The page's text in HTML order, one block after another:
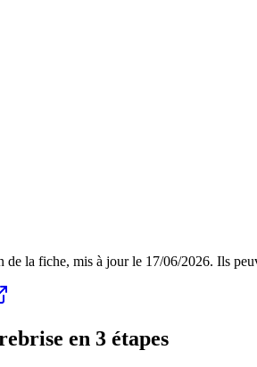
de la fiche, mis à jour le 17/06/2026. Ils
en 3 étapes